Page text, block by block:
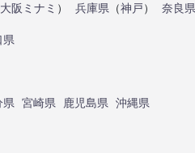
大阪ミナミ ） 兵庫県 （神戸） 奈良県
県
県 宮崎県 鹿児島県 沖縄県